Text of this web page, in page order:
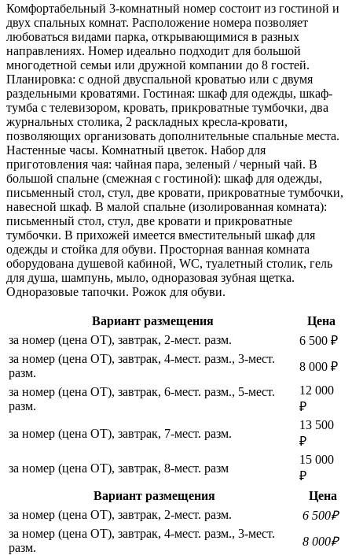
Комфортабельный 3-комнатный номер состоит из гостиной и
двух спальных комнат. Расположение номера позволяет
любоваться видами парка, открывающимися в разных
направлениях. Номер идеально подходит для большой
многодетной семьи или дружной компании до 8 гостей.
Планировка: с одной двуспальной кроватью или с двумя
раздельными кроватями. Гостиная: шкаф для одежды, шкаф-
тумба с телевизором, кровать, прикроватные тумбочки, два
журнальных столика, 2 раскладных кресла-кровати,
позволяющих организовать дополнительные спальные места.
Настенные часы. Комнатный цветок. Набор для
приготовления чая: чайная пара, зеленый / черный чай. В
большой спальне (смежная с гостиной): шкаф для одежды,
письменный стол, стул, две кровати, прикроватные тумбочки,
навесной шкаф. В малой спальне (изолированная комната):
письменный стол, стул, две кровати и прикроватные
тумбочки. В прихожей имеется вместительный шкаф для
одежды и стойка для обуви. Просторная ванная комната
оборудована душевой кабиной, WC, туалетный столик, гель
для душа, шампунь, мыло, одноразовая зубная щетка.
Одноразовые тапочки. Рожок для обуви.
Вариант размещения
Цена
за номер (цена ОТ), завтрак, 2-мест. разм.
6 500 ₽
за номер (цена ОТ), завтрак, 4-мест. разм., 3-мест.
разм.
8 000 ₽
за номер (цена ОТ), завтрак, 6-мест. разм., 5-мест.
разм.
12 000
₽
за номер (цена ОТ), завтрак, 7-мест. разм.
13 500
₽
за номер (цена ОТ), завтрак, 8-мест. разм
15 000
₽
Вариант размещения
Цена
за номер (цена ОТ), завтрак, 2-мест. разм.
6 500₽
за номер (цена ОТ), завтрак, 4-мест. разм., 3-мест.
разм.
8 000₽